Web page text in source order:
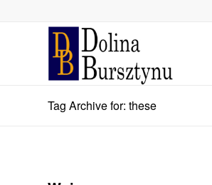
Tag Archive for: these